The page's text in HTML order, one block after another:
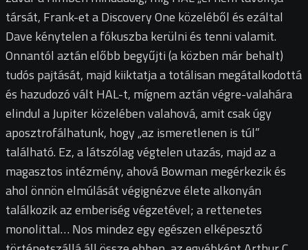
társát, Frank-et a Discovery One közeléből és ezáltal
Dave kénytelen a fókuszba kerülni és tenni valamit.
Onnantól aztán előbb begyűjti (a közben már behalt)
tudós pajtását, majd kiiktatja a totálisan megátalkodottá
és hazudozó vált HAL-t, mígnem aztán végre-valahára
elindul a Jupiter közelében valahová, amit csak úgy
aposztrofálhatunk, hogy „az ismeretlenen is túl”
található. Ez, a látszólag végtelen utazás, majd az a
magasztos intézmény, ahová Bowman megérkezik és
ahol önnön elmúlását végignézve élete alkonyán
találkozik az emberiség végzetével; a rettenetes
monolittal… Nos mindez egy egészen elképesztő